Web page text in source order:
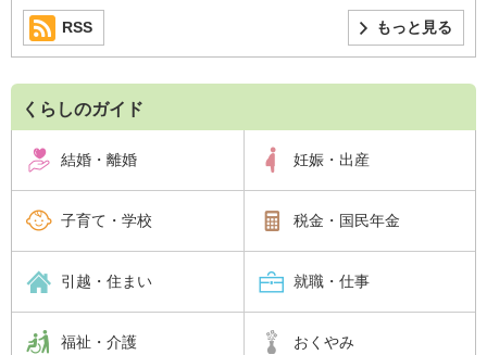
もっと見る
RSS
くらしのガイド
結婚・離婚 妊娠・出産
子育て・学校 税金・国民年金
引越・住まい 就職・仕事
福祉・介護 おくやみ